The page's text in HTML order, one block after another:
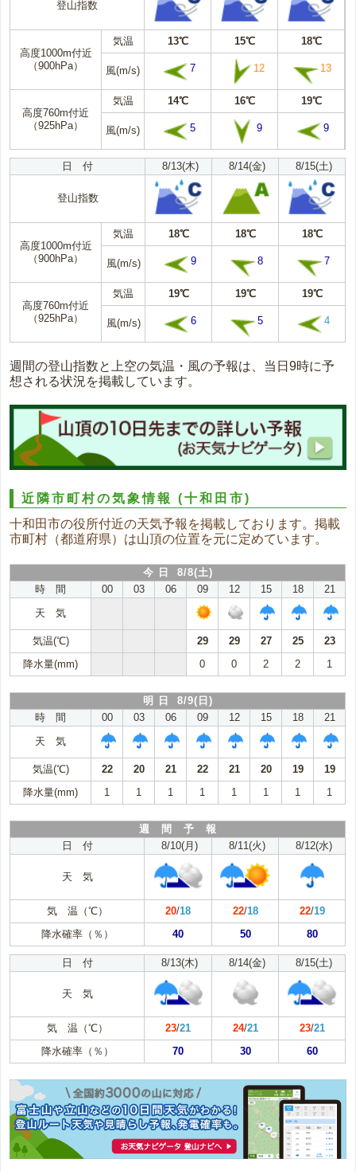
登山指数
高度1000m付近
（900hPa）
気温 13℃ 15℃ 18℃
風(m/s) 7 12 13
高度760m付近
（925hPa）
気温 14℃ 16℃ 19℃
風(m/s) 5 9 9
日 付 8/13(木) 8/14(金) 8/15(土)
登山指数
高度1000m付近
（900hPa）
気温 18℃ 18℃ 18℃
風(m/s) 9 8 7
高度760m付近
（925hPa）
気温 19℃ 19℃ 19℃
風(m/s) 6 5 4
週間の登山指数と上空の気温・風の予報は、当日9時に予
想される状況を掲載しています。
近隣市町村の気象情報(十和田市)
十和田市の役所付近の天気予報を掲載しております。掲載
市町村（都道府県）は山頂の位置を元に定めています。
今 日 8/8(土)
時 間
00 03 06 09 12 15 18
21
天 気
気温(℃) 29 29 27 25
23
降水量(mm)
0 0 2 2 1
明 日 8/9(日)
時 間
00 03 06 09 12 15 18
21
天 気
気温(℃) 22 20 21 22 21 20 19
19
降水量(mm)
1 1 1 1 1 1 1 1
週 間 予 報
日 付
8/10(月) 8/11(火) 8/12(水)
天 気
気 温（℃） 20/18 22/18 22/19
降水確率（％）
40 50 80
日 付 8/13(木) 8/14(金) 8/15(土)
天 気
気 温（℃） 23/21 24/21 23/21
降水確率（％）
70 30 60